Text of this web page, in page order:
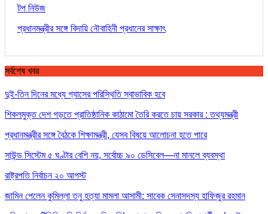
টপ নিউজ
প্রধানমন্ত্রীর সঙ্গে বিদায়ি নৌবাহিনী প্রধানের সাক্ষাৎ
সর্বশেষ খবর
দুই-তিন দিনের মধ্যে গ্যাসের পরিস্থিতি স্বাভাবিক হবে
শিকলমুক্ত দেশ গড়তে প্রাতিষ্ঠানিক কাঠামো তৈরি করতে চায় সরকার : তথ্যমন্ত্রী
প্রধানমন্ত্রীর সঙ্গে বৈঠকে শিক্ষামন্ত্রী, যেসব বিষয়ে আলোচনা হতে পারে
সাউন্ড সিস্টেম ৫ ঘণ্টার বেশি নয়, সর্বোচ্চ ৯০ ডেসিবেল—না মানলে ব্যবস্থা
রাষ্ট্রপতি নির্বাচন ২০ আগস্ট
জামিন পেলেন কুমিল্লা তনু হত্যা মামলা আসামী: সাবেক সেনাসদস্য হাফিজুর রহমান